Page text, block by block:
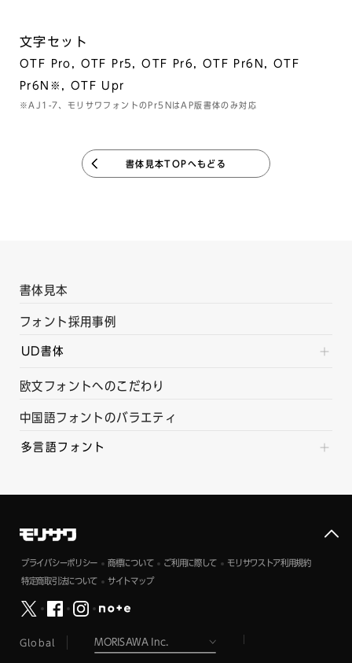
文字セット
OTF Pro, OTF Pr5, OTF Pr6, OTF Pr6N, OTF
Pr6N※, OTF Upr
※AJ1-7、モリサワフォントのPr5NはAP版書体のみ対応
書体見本TOPへもどる
書体見本
フォント採用事例
UD書体
欧文フォントへのこだわり
中国語フォントのバラエティ
多言語フォント
プライバシーポリシー 商標について ご利用に際して モリサワストア利用規約
特定商取引法について サイトマップ
Global